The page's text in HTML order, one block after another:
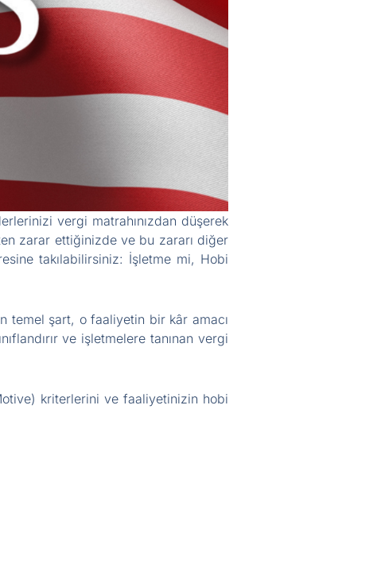
vergi matrahınızdan düşerek
zarar ettiğinizde ve bu zararı diğer
takılabilirsiniz: İşletme mi, Hobi
temel şart, o faaliyetin bir kâr amacı
ve işletmelere tanınan vergi
kriterlerini ve faaliyetinizin hobi